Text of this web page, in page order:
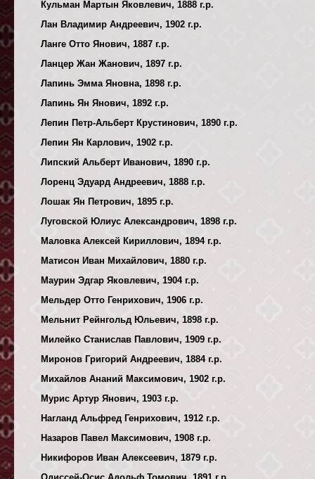
Кульман Мартын Яковлевич, 1888 г.р.
Лан Владимир Андреевич, 1902 г.р.
Ланге Отто Янович, 1887 г.р.
Ланцер Жан Жанович, 1897 г.р.
Лапинь Эмма Яновна, 1898 г.р.
Лапинь Ян Янович, 1892 г.р.
Лепин Петр-Альберт Крустинович, 1890 г.р.
Лепин Ян Карлович, 1902 г.р.
Липский Альберт Иванович, 1890 г.р.
Лоренц Эдуард Андреевич, 1888 г.р.
Лошак Ян Петрович, 1895 г.р.
Луговской Юлиус Александрович, 1898 г.р.
Маловка Алексей Кириллович, 1894 г.р.
Матисон Иван Михайлович, 1880 г.р.
Маурин Эдгар Яковлевич, 1904 г.р.
Мельдер Отто Генрихович, 1906 г.р.
Мельнит Рейнгольд Юльевич, 1898 г.р.
Милейко Станислав Павлович, 1909 г.р.
Миронов Григорий Андреевич, 1884 г.р.
Михайлов Ананий Максимович, 1902 г.р.
Мурис Артур Янович, 1903 г.р.
Нагланд Альфред Генрихович, 1912 г.р.
Назаров Павел Максимович, 1908 г.р.
Никифоров Иван Алексеевич, 1879 г.р.